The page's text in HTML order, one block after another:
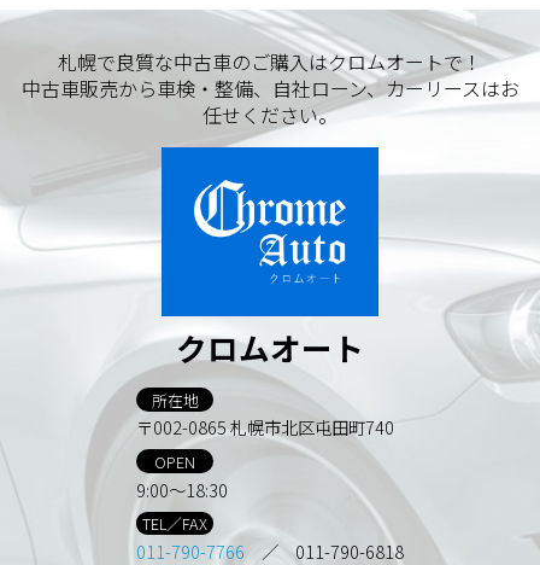
札幌で良質な中古車のご購入はクロムオートで！
中古車販売から車検・整備、自社ローン、カーリースはお
任せください。
クロムオート
所在地
〒002-0865 札幌市北区屯田町740
OPEN
9:00～18:30
TEL／FAX
011-790-7766 ／ 011-790-6818